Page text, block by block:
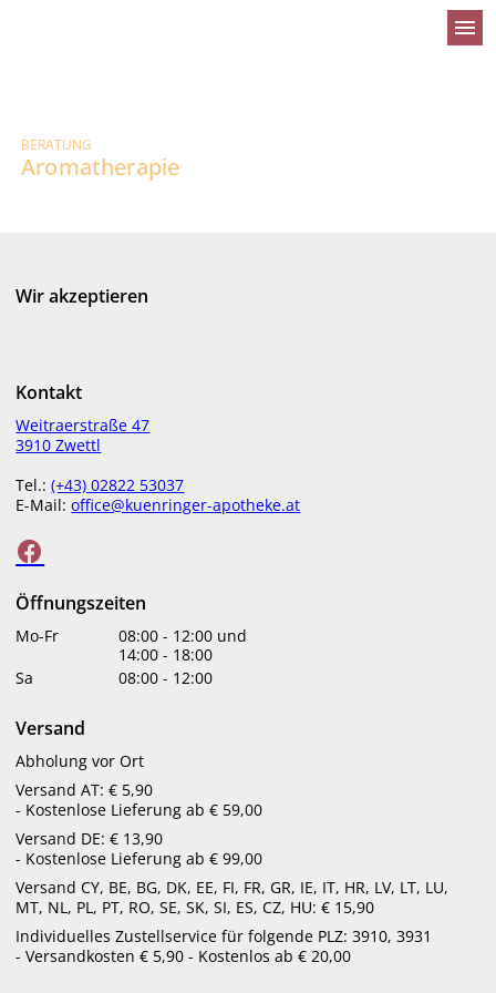
menu
BERATUNG
Aromatherapie
Der Duft der Götter - so könnte man die
Aromatherapie auch benennen. Denn der Duft
ätherischer Öle beeinflusst nicht nur unsere
Stimmung, sondern hat auch Einfluss auf unseren
Körper. Schließlich gehören Wohlbefinden und
Gesundheit eng zusammen.
Bereits im alten Ägypten wurden Duft Öle, die für
kosmetische und medizinische Zwecke aus Blüten und
anderen Pflanzenteilen gewonnen wurden, auch für rituelle
Räucherungen auch heute noch zum Einsatz. Weihrauch
Medizin schon lange eine wichtige Rolle, im Christentum
fand er seine Verwendung im kultischen Bereich und noch
heute ist Weihrauch wegen seiner reinigenden Wirkung
sehr beliebt.
Die moderne Aromatherapie
René-Maurice Gattefossé, ein französischer Chemiker,
entdeckte zu Beginn des 20. Jahrhunderts zufällig die
heilende Wirkung von Lavendelöl und begann die Kraft der
Wir akzeptieren
Kontakt
Weitraerstraße 47
3910 Zwettl
Tel.:(+43) 02822 53037
E-Mail:office@kuenringer-apotheke.at
Öffnungszeiten
Mo-Fr 08:00 - 12:00 und
14:00 - 18:00
Sa
08:00 - 12:00
Versand
Abholung vor Ort
Versand AT: € 5,90
- Kostenlose Lieferung ab € 59,00
Versand DE: € 13,90
- Kostenlose Lieferung ab € 99,00
Versand CY, BE, BG, DK, EE, FI, FR, GR, IE, IT, HR, LV, LT, LU,
MT, NL, PL, PT, RO, SE, SK, SI, ES, CZ, HU: € 15,90
Individuelles Zustellservice für folgende PLZ: 3910, 3931
- Versandkosten € 5,90 - Kostenlos ab € 20,00